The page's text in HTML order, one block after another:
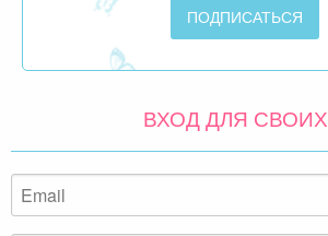
ВХОД ДЛЯ СВОИХ